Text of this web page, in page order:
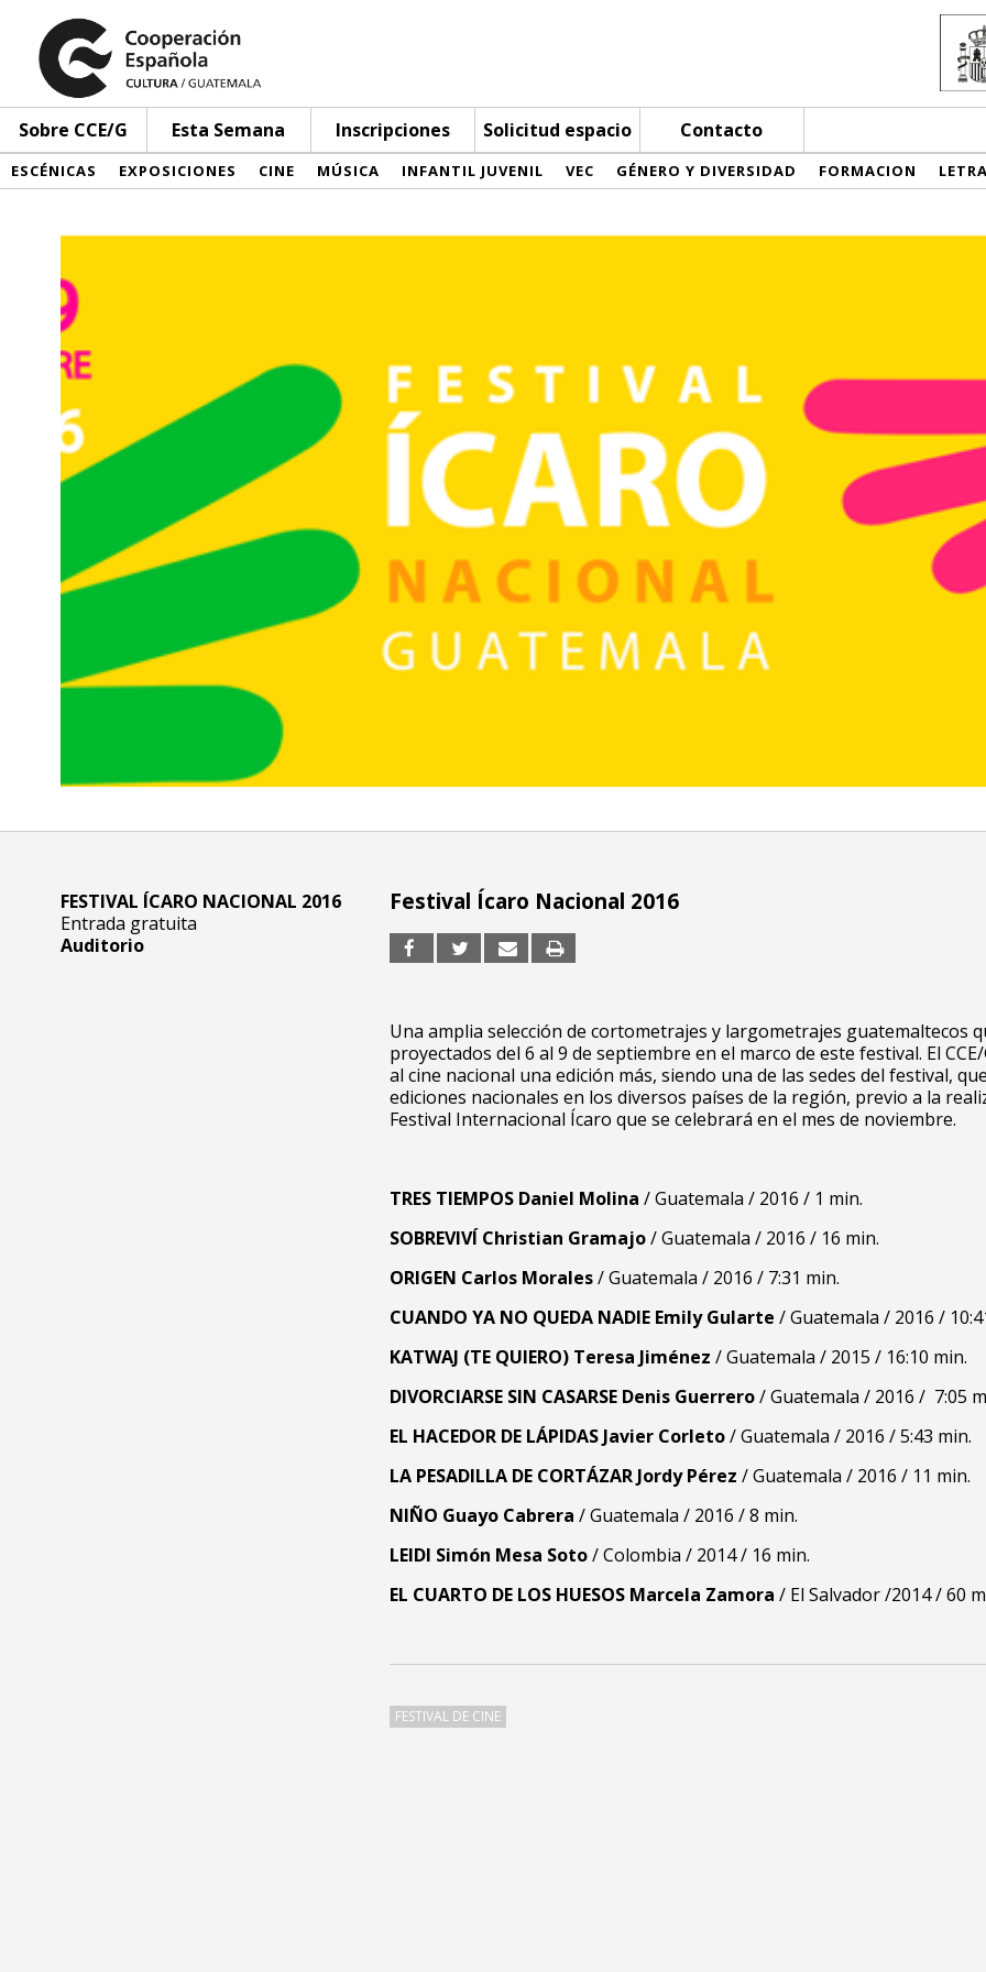
Sobre CCE/G Esta Semana Inscripciones Solicitud espacio Contacto
ESCÉNICAS EXPOSICIONES CINE MÚSICA INFANTIL JUVENIL VEC GÉNERO Y DIVERSIDAD FORMACION
FESTIVAL ÍCARO NACIONAL 2016
Entrada gratuita
Auditorio
Festival Ícaro Nacional 2016
Una amplia selección de cortometrajes y largometrajes guatemaltecos
proyectados del 6 al 9 de septiembre en el marco de este festival. El
al cine nacional una edición más, siendo una de las sedes del festival,
ediciones nacionales en los diversos países de la región, previo a la
Festival Internacional Ícaro que se celebrará en el mes de noviembre.
TRES TIEMPOS Daniel Molina / Guatemala / 2016 / 1 min.
SOBREVIVÍ Christian Gramajo/ Guatemala / 2016 / 16 min.
ORIGEN Carlos Morales/ Guatemala / 2016 / 7:31 min.
CUANDO YA NO QUEDA NADIE Emily Gularte / Guatemala / 2016 /
KATWAJ (TE QUIERO) Teresa Jiménez / Guatemala / 2015 / 16:10 min.
DIVORCIARSE SIN CASARSE Denis Guerrero/ Guatemala / 2016 / 7:05
EL HACEDOR DE LÁPIDAS Javier Corleto/ Guatemala / 2016 / 5:43 min.
LA PESADILLA DE CORTÁZAR Jordy Pérez / Guatemala / 2016 / 11 min.
NIÑO Guayo Cabrera / Guatemala / 2016 / 8 min.
LEIDI Simón Mesa Soto/ Colombia / 2014 / 16 min.
EL CUARTO DE LOS HUESOS Marcela Zamora / El Salvador /2014 / 60
FESTIVAL DE CINE